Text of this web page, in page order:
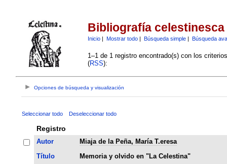
Bibliografía celestinesca
Inicio| Mostrar todo| Búsqueda simple| Búsqueda
1–1 de 1 registro encontrado(s) con los
(RSS):
Opciones de búsqueda y visualización
Seleccionar todo Deseleccionar todo
Registro
Autor
Miaja de la Peña, María T.eresa
Título
Memoria y olvido en "La Celestina"